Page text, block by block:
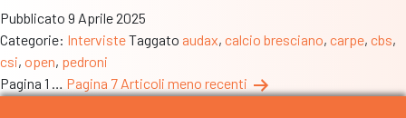
l’obiettivo
l’educazione
Pubblicato 9 Aprile 2025
Categorie: IntervisteTaggato audax, calcio bresciano, carpe, cbs,
csi, open, pedroni
Paginazione
Pagina 1 Pagina 7 Articoli meno recenti